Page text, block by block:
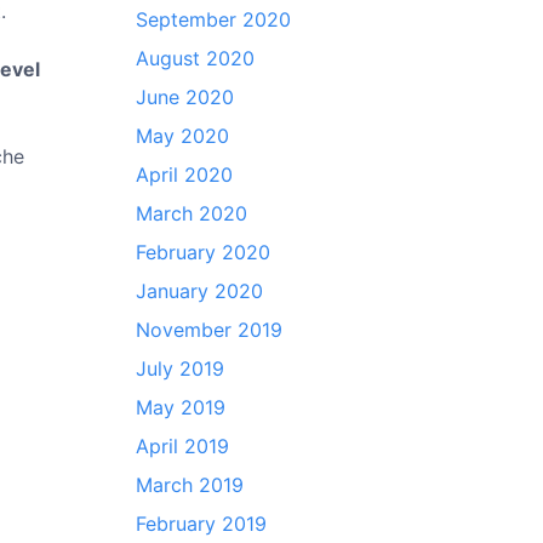
September 2020
August 2020
June 2020
May 2020
April 2020
March 2020
February 2020
January 2020
November 2019
July 2019
May 2019
April 2019
March 2019
February 2019